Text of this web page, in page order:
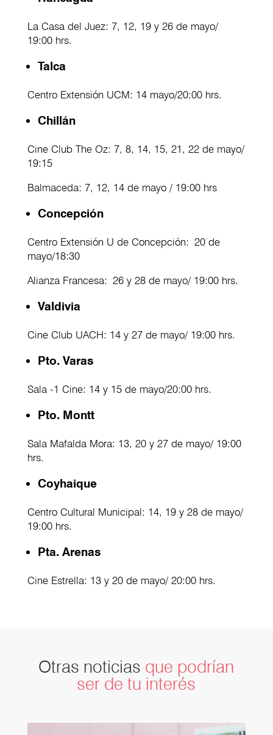
La Casa del Juez: 7, 12, 19 y 26 de mayo/
19:00 hrs.
Talca
Centro Extensión UCM: 14 mayo/20:00 hrs.
Chillán
Cine Club The Oz: 7, 8, 14, 15, 21, 22 de mayo/
19:15
Balmaceda: 7, 12, 14 de mayo / 19:00 hrs
Concepción
Centro Extensión U de Concepción: 20 de
mayo/18:30
Alianza Francesa: 26 y 28 de mayo/ 19:00 hrs.
Valdivia
Cine Club UACH: 14 y 27 de mayo/ 19:00 hrs.
Pto. Varas
Sala -1 Cine: 14 y 15 de mayo/20:00 hrs.
Pto. Montt
Sala Mafalda Mora: 13, 20 y 27 de mayo/ 19:00
hrs.
Coyhaique
Centro Cultural Municipal: 14, 19 y 28 de mayo/
19:00 hrs.
Pta. Arenas
Cine Estrella: 13 y 20 de mayo/ 20:00 hrs.
Otras noticias que podrían
ser de tu interés